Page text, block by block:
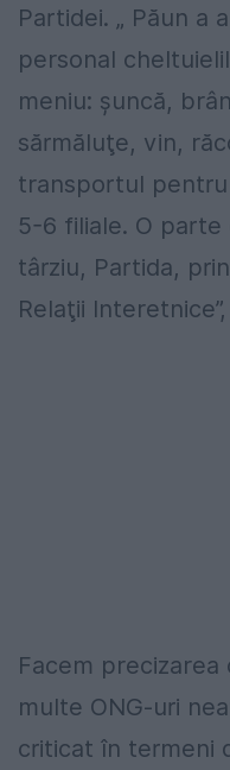
Partidei. „ Păun a
personal
meniu: şuncă,
sărmăluţe, vin,
transportul
5-6 filiale. O parte
târziu, Partida,
Relaţii
Facem precizarea
multe ONG-uri
criticat în termeni